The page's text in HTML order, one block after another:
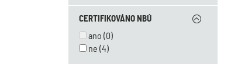
CERTIFIKOVÁNO NBÚ
ano (0)
ne (4)